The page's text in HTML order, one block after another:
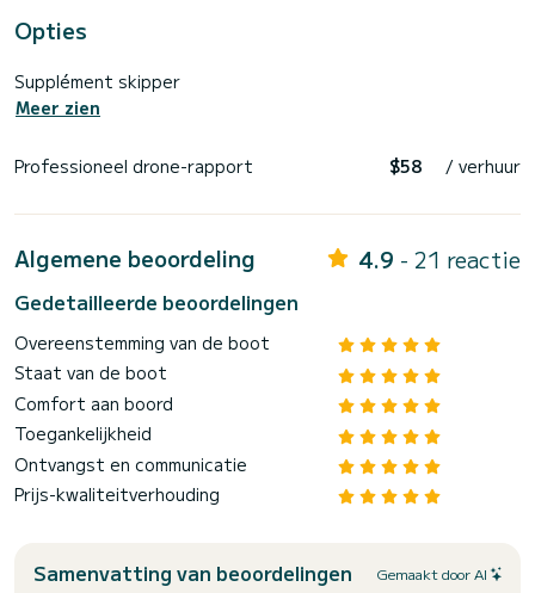
Opties
Supplément skipper
Meer zien
Professioneel drone-rapport $58 / verhuur
Algemene beoordeling 4.9 - 21 reactie
Gedetailleerde beoordelingen
Overeenstemming van de boot
Staat van de boot
Comfort aan boord
Toegankelijkheid
Ontvangst en communicatie
Prijs-kwaliteitverhouding
Samenvatting van beoordelingen Gemaakt door AI